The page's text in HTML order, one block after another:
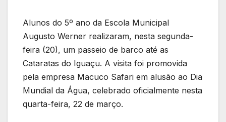
Alunos do 5º ano da Escola Municipal
Augusto Werner realizaram, nesta segunda-
feira (20), um passeio de barco até as
Cataratas do Iguaçu. A visita foi promovida
pela empresa Macuco Safari em alusão ao Dia
Mundial da Água, celebrado oficialmente nesta
quarta-feira, 22 de março.